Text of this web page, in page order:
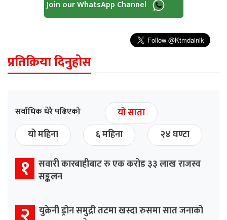
Join our WhatsApp Channel
प्रतिक्रिया दिनुहोस
सर्वाधिक धेरै पढिएको
यो साता
यो महिना
६ महिना २४ घण्टा
१
सवारी कारबाहीबाट रु एक करोड ३३ लाख राजस्व
सङ्कलन
युक्रेनी ड्रोन समुद्री तटमा खस्दा रुसमा सात जनाको